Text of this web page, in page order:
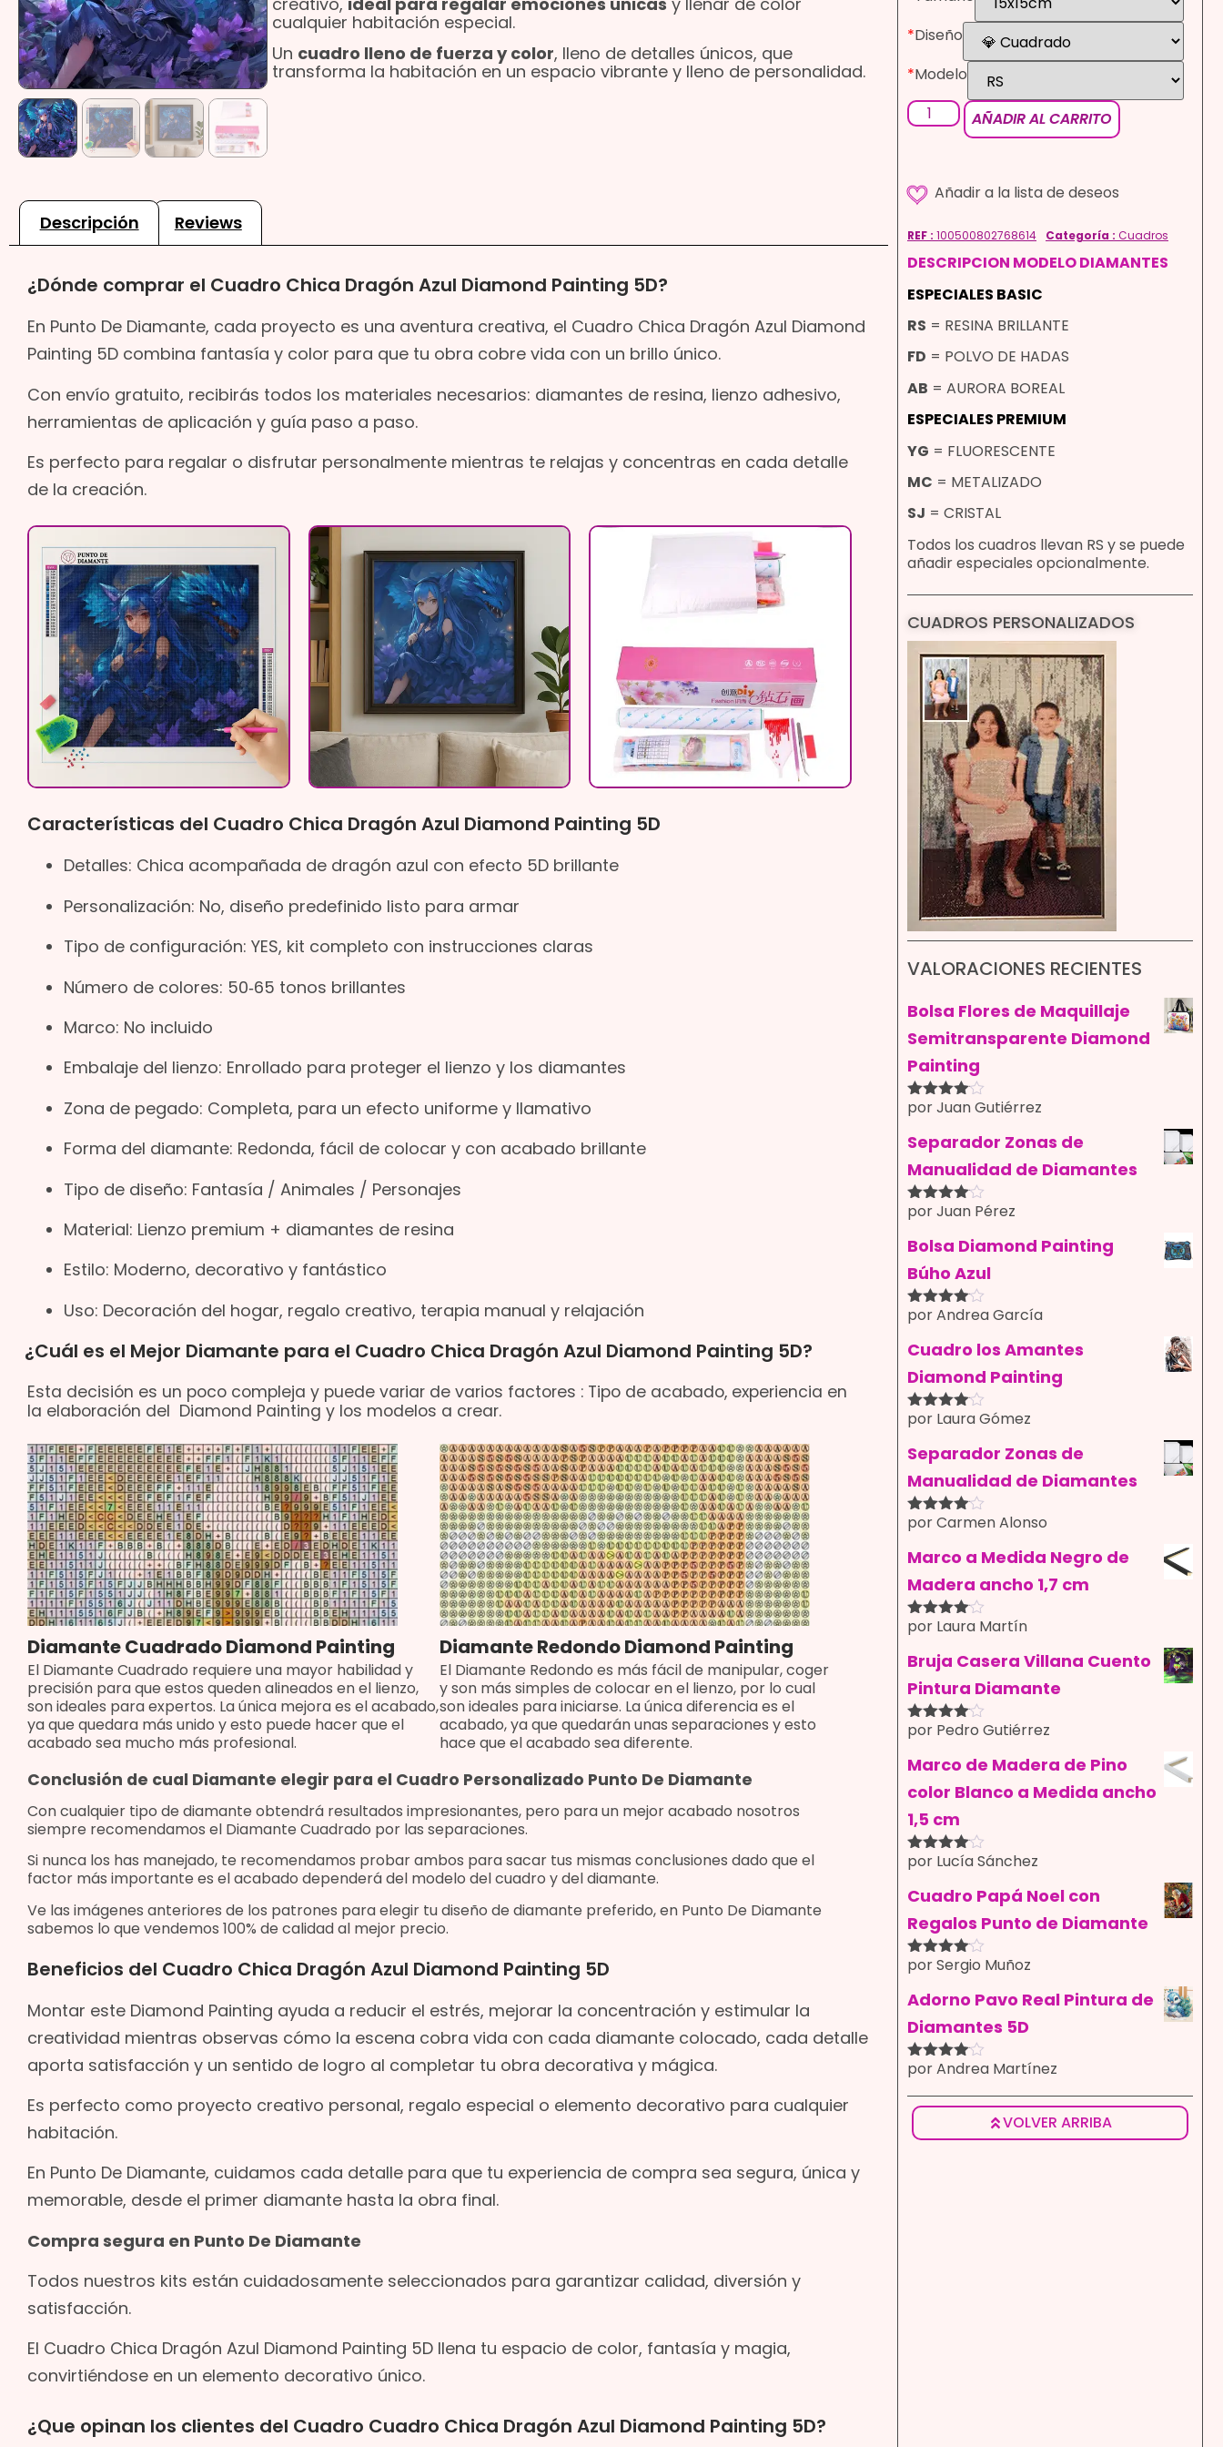
cualquier habitación especial.
Un cuadro lleno de fuerza y color, lleno de detalles únicos, que
transforma la habitación en un espacio vibrante y lleno de personalidad.
Descripción Reviews
¿Dónde comprar el Cuadro Chica Dragón Azul Diamond Painting 5D?
En Punto De Diamante, cada proyecto es una aventura creativa, el Cuadro Chica Dragón Azul Diamond
Painting 5D combina fantasía y color para que tu obra cobre vida con un brillo único.
Con envío gratuito, recibirás todos los materiales necesarios: diamantes de resina, lienzo adhesivo,
herramientas de aplicación y guía paso a paso.
Es perfecto para regalar o disfrutar personalmente mientras te relajas y concentras en cada detalle
de la creación.
Características del Cuadro Chica Dragón Azul Diamond Painting 5D
Detalles: Chica acompañada de dragón azul con efecto 5D brillante
Personalización: No, diseño predefinido listo para armar
Tipo de configuración: YES, kit completo con instrucciones claras
Número de colores: 50‑65 tonos brillantes
Marco: No incluido
Embalaje del lienzo: Enrollado para proteger el lienzo y los diamantes
Zona de pegado: Completa, para un efecto uniforme y llamativo
Forma del diamante: Redonda, fácil de colocar y con acabado brillante
Tipo de diseño: Fantasía / Animales / Personajes
Material: Lienzo premium + diamantes de resina
Estilo: Moderno, decorativo y fantástico
Uso: Decoración del hogar, regalo creativo, terapia manual y relajación
¿Cuál es el Mejor Diamante para el Cuadro Chica Dragón Azul Diamond Painting 5D?
Esta decisión es un poco compleja y puede variar de varios factores : Tipo de acabado, experiencia en
la elaboración del Diamond Painting y los modelos a crear.
Diamante Cuadrado Diamond Painting
El Diamante Cuadrado requiere una mayor habilidad y
precisión para que estos queden alineados en el lienzo,
son ideales para expertos. La única mejora es el acabado,
ya que quedara más unido y esto puede hacer que el
acabado sea mucho más profesional.
Diamante Redondo Diamond Painting
El Diamante Redondo es más fácil de manipular, coger
y son más simples de colocar en el lienzo, por lo cual
son ideales para iniciarse. La única diferencia es el
acabado, ya que quedarán unas separaciones y esto
hace que el acabado sea diferente.
Conclusión de cual Diamante elegir para el Cuadro Personalizado Punto De Diamante
Con cualquier tipo de diamante obtendrá resultados impresionantes, pero para un mejor acabado nosotros
siempre recomendamos el Diamante Cuadrado por las separaciones.
Si nunca los has manejado, te recomendamos probar ambos para sacar tus mismas conclusiones dado que el
factor más importante es el acabado dependerá del modelo del cuadro y del diamante.
Ve las imágenes anteriores de los patrones para elegir tu diseño de diamante preferido, en Punto De Diamante
sabemos lo que vendemos 100% de calidad al mejor precio.
Beneficios del Cuadro Chica Dragón Azul Diamond Painting 5D
Montar este Diamond Painting ayuda a reducir el estrés, mejorar la concentración y estimular la
creatividad mientras observas cómo la escena cobra vida con cada diamante colocado, cada detalle
aporta satisfacción y un sentido de logro al completar tu obra decorativa y mágica.
Es perfecto como proyecto creativo personal, regalo especial o elemento decorativo para cualquier
habitación.
En Punto De Diamante, cuidamos cada detalle para que tu experiencia de compra sea segura, única y
memorable, desde el primer diamante hasta la obra final.
Compra segura en Punto De Diamante
Todos nuestros kits están cuidadosamente seleccionados para garantizar calidad, diversión y
satisfacción.
El Cuadro Chica Dragón Azul Diamond Painting 5D llena tu espacio de color, fantasía y magia,
convirtiéndose en un elemento decorativo único.
¿Que opinan los clientes del Cuadro Cuadro Chica Dragón Azul Diamond Painting 5D?
*Diseño
*Modelo
AÑADIR AL CARRITO
REF : 100500802768614 Categoría : Cuadros
DESCRIPCION MODELO DIAMANTES
ESPECIALES BASIC
RS = RESINA BRILLANTE
FD = POLVO DE HADAS
AB = AURORA BOREAL
ESPECIALES PREMIUM
YG = FLUORESCENTE
MC = METALIZADO
SJ = CRISTAL
Todos los cuadros llevan RS y se puede
añadir especiales opcionalmente.
CUADROS PERSONALIZADOS
VALORACIONES RECIENTES
Bolsa Flores de Maquillaje
Semitransparente Diamond
Painting
Valorado
5
por Juan Gutiérrez
Separador Zonas de
Manualidad de Diamantes
Valorado
5
por Juan Pérez
Bolsa Diamond Painting
Búho Azul
Valorado
5
por Andrea García
Cuadro los Amantes
Diamond Painting
Valorado
5
por Laura Gómez
Separador Zonas de
Manualidad de Diamantes
Valorado
5
por Carmen Alonso
Marco a Medida Negro de
Madera ancho 1,7 cm
Valorado
5
por Laura Martín
Bruja Casera Villana Cuento
Pintura Diamante
Valorado
5
por Pedro Gutiérrez
Marco de Madera de Pino
color Blanco a Medida ancho
1,5 cm
Valorado
5
por Lucía Sánchez
Cuadro Papá Noel con
Regalos Punto de Diamante
Valorado
5
por Sergio Muñoz
Adorno Pavo Real Pintura de
Diamantes 5D
Valorado
5
por Andrea Martínez
VOLVER ARRIBA